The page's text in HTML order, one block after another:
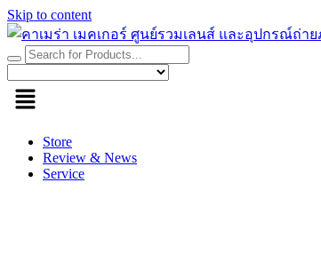
Skip to content
Store
Review & News
Service